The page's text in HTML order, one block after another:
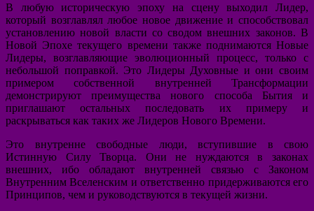
В любую историческую эпоху на сцену выходил Лидер,
который возглавлял любое новое движение и способствовал
установлению новой власти со сводом внешних законов. В
Новой Эпохе текущего времени также поднимаются Новые
Лидеры, возглавляющие эволюционный процесс, только с
небольшой поправкой. Это Лидеры Духовные и они своим
примером собственной внутренней Трансформации
демонстрируют преимущества нового способа Бытия и
приглашают остальных последовать их примеру и
раскрываться как таких же Лидеров Нового Времени.
Это внутренне свободные люди, вступившие в свою
Истинную Силу Творца. Они не нуждаются в законах
внешних, ибо обладают внутренней связью с Законом
Внутренним Вселенским и ответственно придерживаются его
Принципов, чем и руководствуются в текущей жизни.